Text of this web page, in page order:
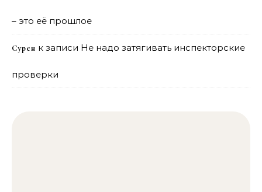
– это её прошлое
Сурен к записи Не надо затягивать инспекторские
проверки